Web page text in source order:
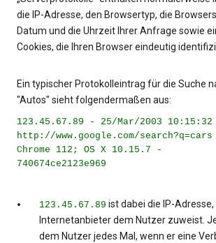
die IP-Adresse, den Browsertyp, die
Datum und die Uhrzeit Ihrer Anfrage sowie
Cookies, die Ihren Browser eindeutig
Ein typischer Protokolleintrag für die Suche
"Autos" sieht folgendermaßen aus:
123.45.67.89 - 25/Mar/2003
http://www.google.com/
Chrome 112; OS X 10.15.7 -
740674ce2123e969
123.45.67.89 ist dabei die IP-
Internetanbieter dem Nutzer zuweist.
dem Nutzer jedes Mal, wenn er eine